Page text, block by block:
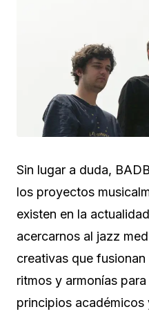
Sin lugar a duda,
los proyectos
existen en la
acercarnos al jazz
creativas que
ritmos y armonías
principios académicos